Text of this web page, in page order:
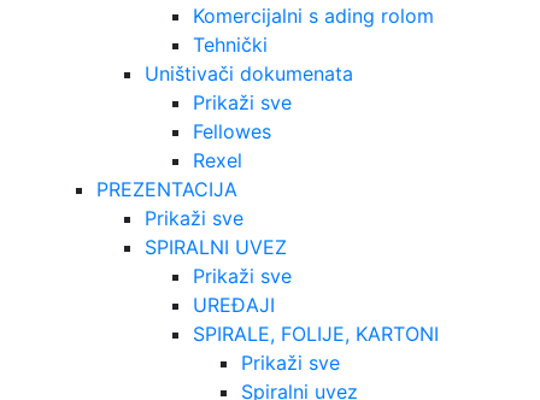
Komercijalni s ading rolom
Tehnički
Uništivači dokumenata
Prikaži sve
Fellowes
Rexel
PREZENTACIJA
Prikaži sve
SPIRALNI UVEZ
Prikaži sve
UREĐAJI
SPIRALE, FOLIJE, KARTONI
Prikaži sve
Spiralni uvez